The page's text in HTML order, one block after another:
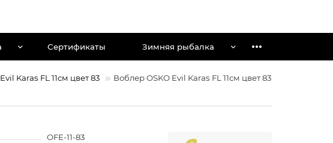
Сертификаты Зимняя рыбалка
Karas FL 11см цвет 83 Воблер OSKO Evil Karas FL 11см цвет 83
OFE-11-83